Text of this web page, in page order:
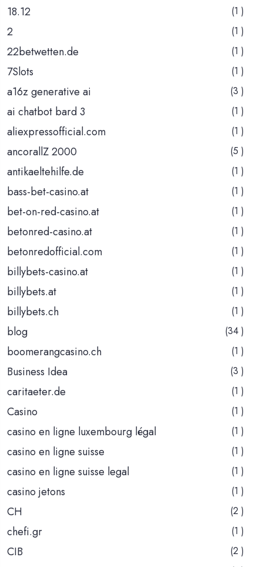
18.12 (1 )
2 (1 )
22betwetten.de (1 )
7Slots (1 )
a16z generative ai (3 )
ai chatbot bard 3 (1 )
aliexpressofficial.com (1 )
ancorallZ 2000 (5 )
antikaeltehilfe.de (1 )
bass-bet-casino.at (1 )
bet-on-red-casino.at (1 )
betonred-casino.at (1 )
betonredofficial.com (1 )
billybets-casino.at (1 )
billybets.at (1 )
billybets.ch (1 )
blog (34 )
boomerangcasino.ch (1 )
Business Idea (3 )
caritaeter.de (1 )
Casino (1 )
casino en ligne luxembourg légal (1 )
casino en ligne suisse (1 )
casino en ligne suisse legal (1 )
casino jetons (1 )
CH (2 )
chefi.gr (1 )
CIB (2 )